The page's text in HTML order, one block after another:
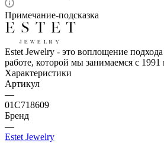
Примечание-подсказка
Estet Jewelry - это воплощение
работе, которой мы занимаемся с 1991
Характеристики
Артикул
—
01С718609
Бренд
—
Estet Jewelry